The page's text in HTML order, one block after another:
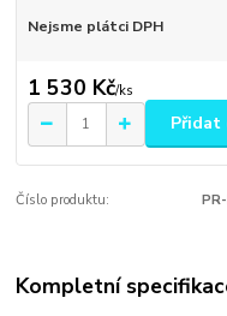
Nejsme plátci DPH
1 530 Kč/ks
Přidat
Číslo produktu:
Kompletní